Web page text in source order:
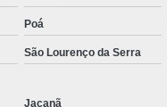
Poá
São Lourenço da Serra
Jaçanã